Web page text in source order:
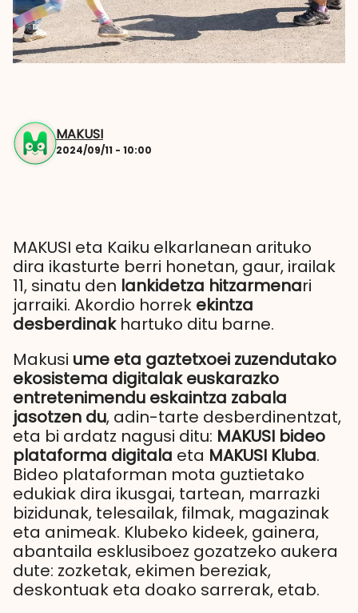
MAKUSI
2024/09/11 - 10:00
MAKUSI eta Kaiku elkarlanean arituko
dira ikasturte berri honetan, gaur, irailak
11, sinatu den lankidetza hitzarmenari
jarraiki. Akordio horrek ekintza
desberdinakhartuko ditu barne.
Makusi ume eta gaztetxoei zuzendutako
ekosistema digitalak euskarazko
entretenimendu eskaintza zabala
jasotzen du, adin-tarte desberdinentzat,
eta bi ardatz nagusi ditu: MAKUSI bideo
plataforma digitala eta MAKUSI Kluba.
Bideo plataforman mota guztietako
edukiak dira ikusgai, tartean, marrazki
bizidunak, telesailak, filmak, magazinak
eta animeak. Klubeko kideek, gainera,
abantaila esklusiboez gozatzeko aukera
dute: zozketak, ekimen bereziak,
deskontuak eta doako sarrerak, etab.